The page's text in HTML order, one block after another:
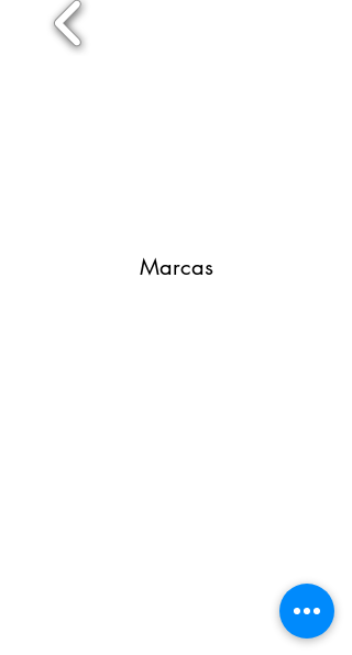
Marcas